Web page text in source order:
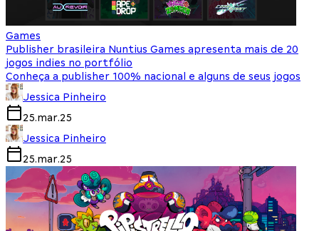
Games
Publisher brasileira Nuntius Games apresenta mais de 20
jogos indies no portfólio
Conheça a publisher 100% nacional e alguns de seus jogos
Jessica Pinheiro
25.mar.25
Jessica Pinheiro
25.mar.25